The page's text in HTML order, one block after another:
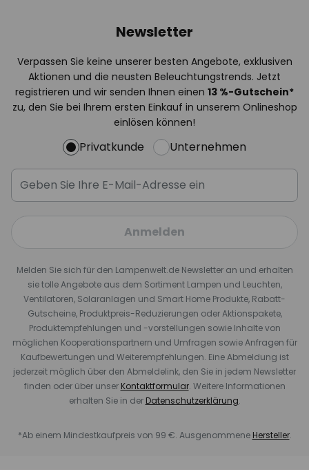
Newsletter
Verpassen Sie keine unserer besten Angebote, exklusiven
Aktionen und die neusten Beleuchtungstrends. Jetzt
registrieren und wir senden Ihnen einen 13 %-Gutschein*
zu, den Sie bei Ihrem ersten Einkauf in unserem Onlineshop
einlösen können!
Privatkunde Unternehmen
Anmelden
Melden Sie sich für den Lampenwelt.de Newsletter an und erhalten
sie tolle Angebote aus dem Sortiment Lampen und Leuchten,
Ventilatoren, Solaranlagen und Smart Home Produkte, Rabatt-
Gutscheine, Produktpreis-Reduzierungen oder Aktionspakete,
Produktempfehlungen und -vorstellungen sowie Inhalte von
möglichen Kooperationspartnern und Umfragen sowie Anfragen für
Kaufbewertungen und Weiterempfehlungen. Eine Abmeldung ist
jederzeit möglich über den Abmeldelink, den Sie in jedem Newsletter
finden oder über unser Kontaktformular. Weitere Informationen
erhalten Sie in der Datenschutzerklärung.
*Ab einem Mindestkaufpreis von 99 €. Ausgenommene Hersteller.